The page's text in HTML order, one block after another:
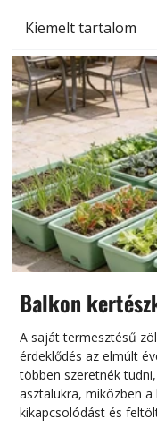
Kiemelt tartalom
Balkon
Helytakarékos
A saját termesztésű
érdeklődés az elmúlt
többen szeretnék
asztalukra, miközben
kikapcsolódást és